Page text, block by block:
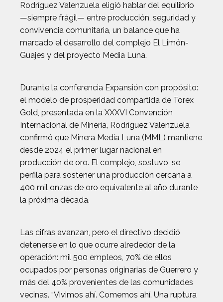
Rodríguez Valenzuela eligió hablar del equilibrio
—siempre frágil— entre producción, seguridad y
convivencia comunitaria, un balance que ha
marcado el desarrollo del complejo El Limón-
Guajes y del proyecto Media Luna.
Durante la conferencia Expansión con propósito:
el modelo de prosperidad compartida de Torex
Gold, presentada en la XXXVI Convención
Internacional de Minería, Rodríguez Valenzuela
confirmó que Minera Media Luna (MML) mantiene
desde 2024 el primer lugar nacional en
producción de oro. El complejo, sostuvo, se
perfila para sostener una producción cercana a
400 mil onzas de oro equivalente al año durante
la próxima década.
Las cifras avanzan, pero el directivo decidió
detenerse en lo que ocurre alrededor de la
operación: mil 500 empleos, 70% de ellos
ocupados por personas originarias de Guerrero y
más del 40% provenientes de las comunidades
vecinas. “Vivimos ahí. Comemos ahí. Una ruptura